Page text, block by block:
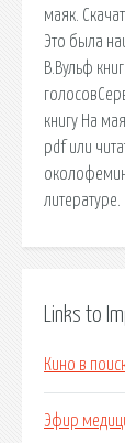
маяк.
Это была
В.Вульф
книгу На
pdf или
литературе.
Links to
Кино в
Эфир